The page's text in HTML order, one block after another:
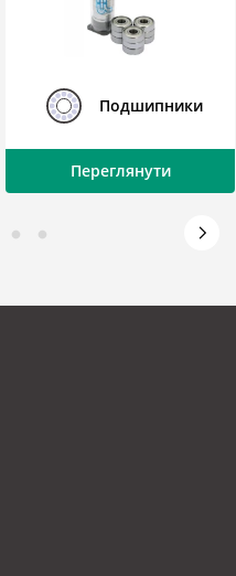
Подшипники
Переглянути